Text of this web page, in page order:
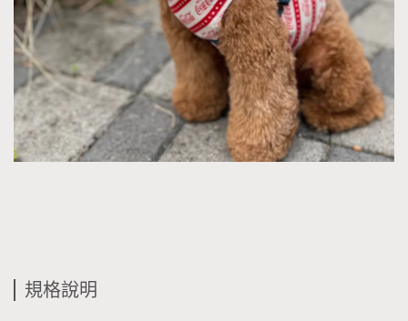
規格說明